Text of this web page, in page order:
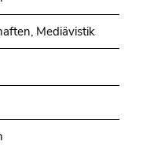
Mediävistik